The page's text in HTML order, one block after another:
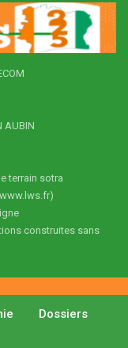
AUBIN
terrain sotra
construites sans
Dossiers